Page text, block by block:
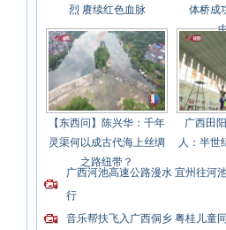
烈 赓续红色血脉
体桥成
【东西问】陈兴华：千年
灵渠何以成古代海上丝绸
之路纽带？
广西田
人：半世
广西河池高速公路漫水 宜州往河
行
音乐帮扶飞入广西侗乡 粤桂儿童